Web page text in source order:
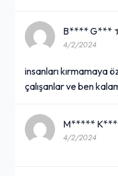
B**** G***
4/2/2024
insanları kırmamaya
çalışanlar ve ben
M*****
4/2/2024